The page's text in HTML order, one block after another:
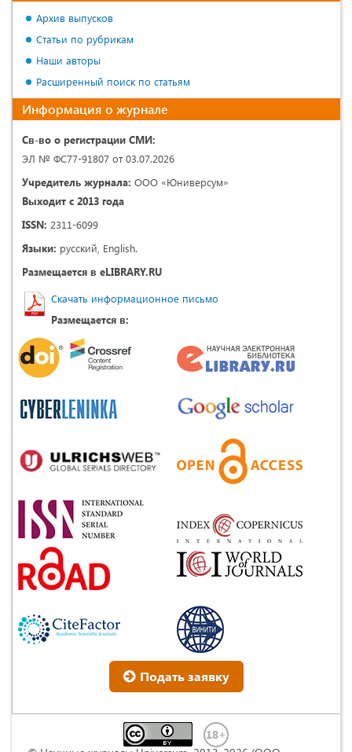
Архив выпусков
Статьи по рубрикам
Наши авторы
Расширенный поиск по статьям
Информация о журнале
Св-во о регистрации СМИ:
ЭЛ № ФС77-91807 от 03.07.2026
Учредитель журнала: ООО «Юниверсум»
Выходит с 2013 года
ISSN: 2311-6099
Языки: русский, English.
Размещается в eLIBRARY.RU
Скачать информационное письмо
Размещается в:
Подать заявку